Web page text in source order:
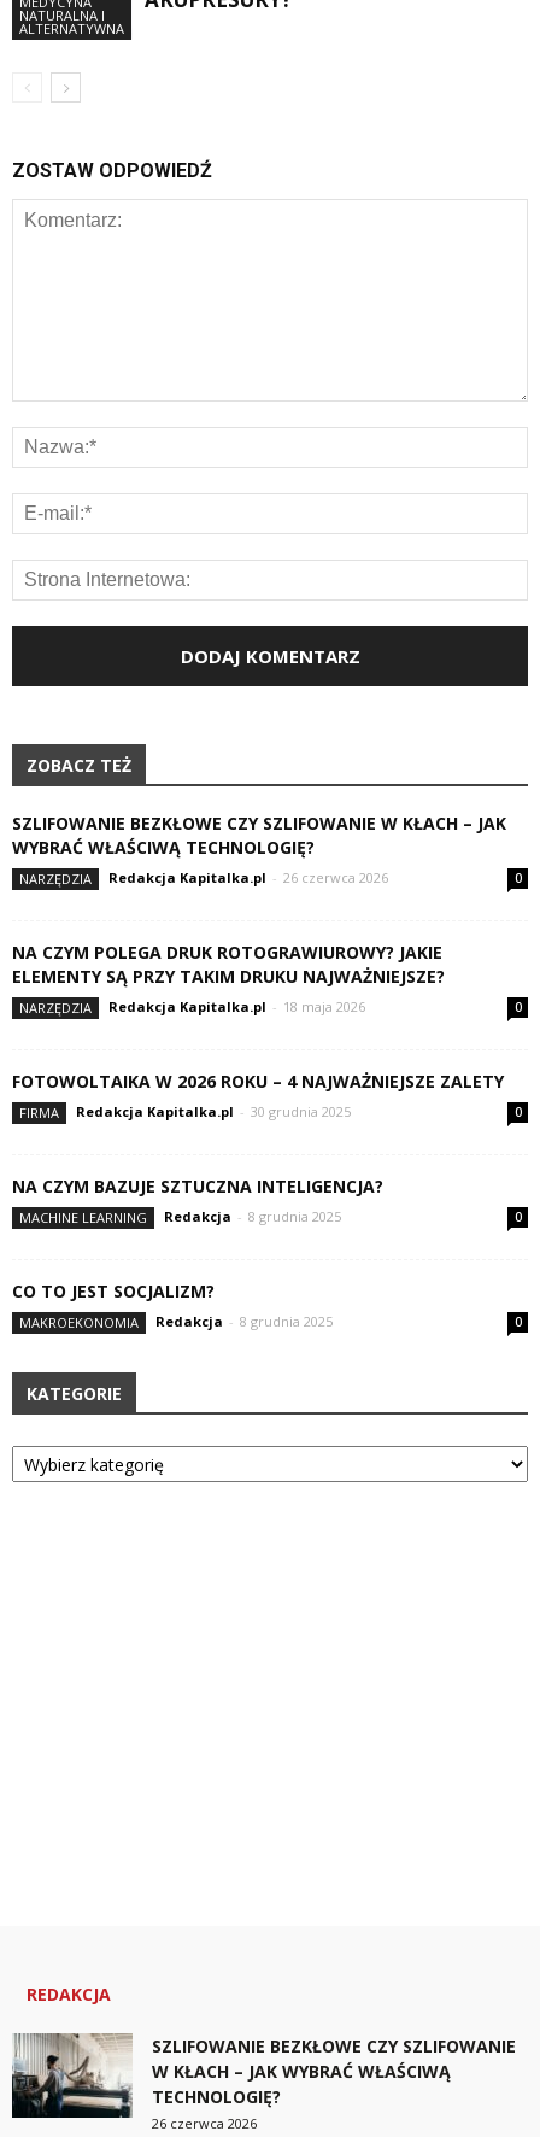
NATURALNA I
ALTERNATYWNA
ZOSTAW ODPOWIEDŹ
ZOBACZ TEŻ
SZLIFOWANIE BEZKŁOWE CZY SZLIFOWANIE W KŁACH – JAK
WYBRAĆ WŁAŚCIWĄ TECHNOLOGIĘ?
NARZĘDZIA Redakcja Kapitalka.pl - 26 czerwca 2026 0
NA CZYM POLEGA DRUK ROTOGRAWIUROWY? JAKIE
ELEMENTY SĄ PRZY TAKIM DRUKU NAJWAŻNIEJSZE?
NARZĘDZIA Redakcja Kapitalka.pl - 18 maja 2026 0
FOTOWOLTAIKA W 2026 ROKU – 4 NAJWAŻNIEJSZE ZALETY
FIRMA Redakcja Kapitalka.pl - 30 grudnia 2025 0
NA CZYM BAZUJE SZTUCZNA INTELIGENCJA?
MACHINE LEARNING Redakcja - 8 grudnia 2025 0
CO TO JEST SOCJALIZM?
MAKROEKONOMIA Redakcja - 8 grudnia 2025 0
KATEGORIE
Kategorie
REDAKCJA
SZLIFOWANIE BEZKŁOWE CZY SZLIFOWANIE
W KŁACH – JAK WYBRAĆ WŁAŚCIWĄ
TECHNOLOGIĘ?
26 czerwca 2026